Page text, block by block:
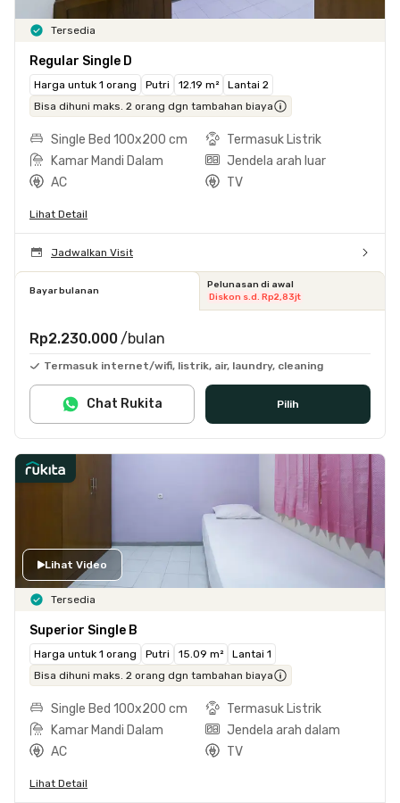
Tersedia
Regular Single D
Harga untuk 1 orang Putri 12.19 m²
Lantai 2
Bisa dihuni maks. 2 orang dgn tambahan biaya
Single Bed 100x200 cm
Termasuk Listrik
Kamar Mandi Dalam
Jendela arah luar
AC
TV
Lihat Detail
Jadwalkan Visit
Bayar bulanan
Pelunasan di awal
Diskon s.d. Rp2,83jt
Rp2.230.000 /bulan
Termasuk internet/wifi, listrik, air, laundry, cleaning
Pilih
Chat Rukita
Lihat Video
Tersedia
Superior Single B
Harga untuk 1 orang Putri 15.09 m²
Lantai 1
Bisa dihuni maks. 2 orang dgn tambahan biaya
Single Bed 100x200 cm
Termasuk Listrik
Kamar Mandi Dalam
Jendela arah dalam
AC
TV
Lihat Detail